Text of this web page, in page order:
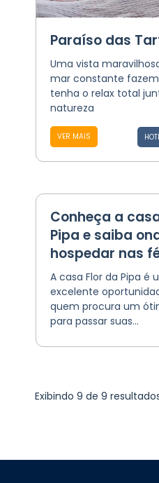
Paraíso das
Uma vista
mar constante
tenha o relax total
natureza
VER MAIS
Conheça a
Pipa e saiba
hospedar nas
A casa Flor da Pipa é
excelente
quem procura um
para passar suas...
Exibindo 9 de 9